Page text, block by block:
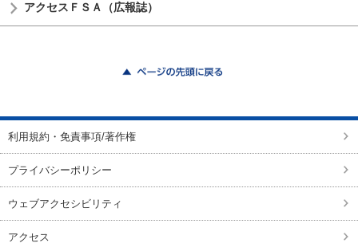
アクセスＦＳＡ（広報誌）
利用規約・免責事項/著作権
プライバシーポリシー
ウェブアクセシビリティ
アクセス